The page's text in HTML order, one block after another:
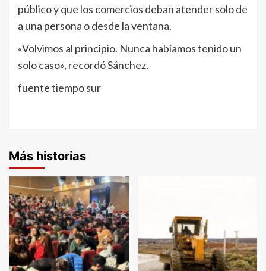
público y que los comercios deban atender solo de
a una persona o desde la ventana.
«Volvimos al principio. Nunca habíamos tenido un
solo caso», recordó Sánchez.
fuente tiempo sur
Más historias